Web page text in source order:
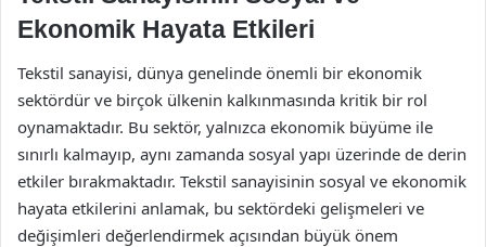
Ekonomik Hayata Etkileri
Tekstil sanayisi, dünya genelinde önemli bir ekonomik
sektördür ve birçok ülkenin kalkınmasında kritik bir rol
oynamaktadır. Bu sektör, yalnızca ekonomik büyüme ile
sınırlı kalmayıp, aynı zamanda sosyal yapı üzerinde de derin
etkiler bırakmaktadır. Tekstil sanayisinin sosyal ve ekonomik
hayata etkilerini anlamak, bu sektördeki gelişmeleri ve
değişimleri değerlendirmek açısından büyük önem